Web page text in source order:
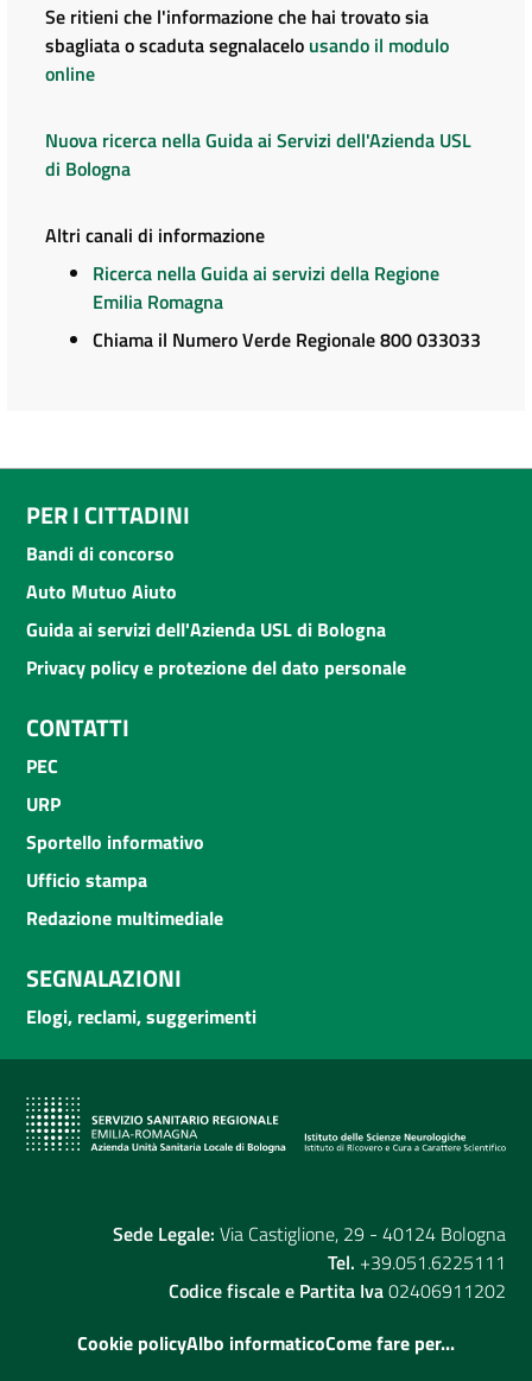
Se ritieni che l'informazione che hai trovato sia
sbagliata o scaduta segnalacelo usando il modulo
online
Nuova ricerca nella Guida ai Servizi dell'Azienda USL
di Bologna
Altri canali di informazione
Ricerca nella Guida ai servizi della Regione
Emilia Romagna
Chiama il Numero Verde Regionale 800 033033
PER I CITTADINI
Bandi di concorso
Auto Mutuo Aiuto
Guida ai servizi dell'Azienda USL di Bologna
Privacy policy e protezione del dato personale
CONTATTI
PEC
URP
Sportello informativo
Ufficio stampa
Redazione multimediale
SEGNALAZIONI
Elogi, reclami, suggerimenti
Sede Legale: Via Castiglione, 29 - 40124 Bologna
Tel. +39.051.6225111
Codice fiscale e Partita Iva02406911202
Cookie policyAlbo informaticoCome fare per...